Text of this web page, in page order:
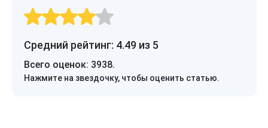
Средний рейтинг: 4.49 из 5
Всего оценок: 3938.
Нажмите на звездочку, чтобы оценить статью.